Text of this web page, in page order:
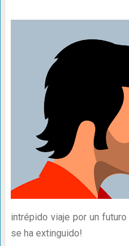
intrépido viaje por un
se ha extinguido!